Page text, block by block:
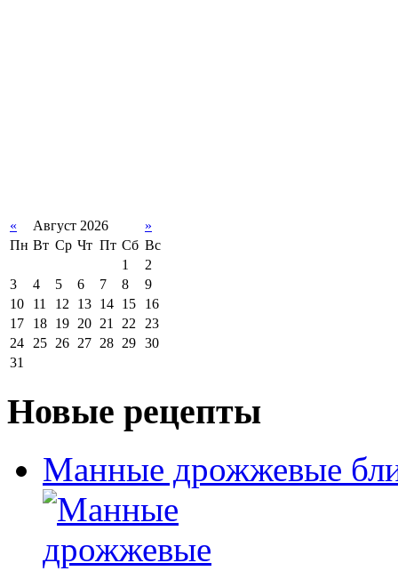
« Август 2026
»
Пн Вт Ср Чт Пт Сб Вс
1
2
3
4 5 6 7 8
9
10
11 12 13 14 15
16
17
18 19 20 21 22 23
24 25 26 27 28 29 30
31
Новые рецепты
Манные дрожжевые